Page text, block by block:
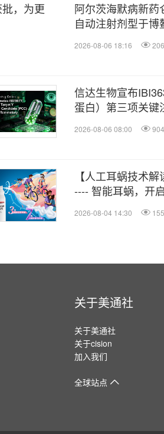
，为更
阿尔茨海默病新
自动注射剂型于博
2026-08-06 18:16 206
信达生物宣布
蛋白）第三项关键
2026-08-06 08:00 904
【人工耳蜗技术
---- 智能耳蜗，开
2026-08-04 14:30
关于美通社
关于美通社
关于cision
加入我们
全球站点